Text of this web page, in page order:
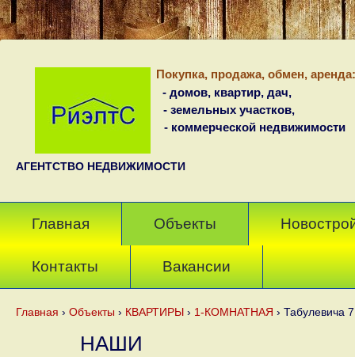
АГЕНТСТВО НЕДВИЖИМОСТИ
Покупка, продажа, обмен, аренда:
- домов, квартир, дач,
- земельных участков,
- коммерческой недвижимости
Главная Объекты
Контакты Вакансии
Главная › Объекты › КВАРТИРЫ › 1-КОМНАТНАЯ › Табулевича
НАШИ